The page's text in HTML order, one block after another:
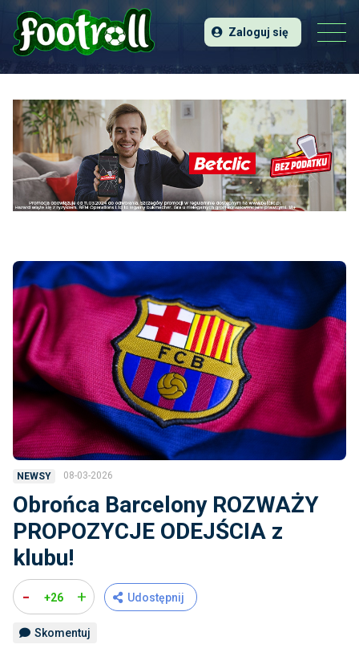
Zaloguj się
NEWSY 08-03-2026
Obrońca Barcelony ROZWAŻY
PROPOZYCJE ODEJŚCIA z
klubu!
- +26 + Udostępnij
Skomentuj